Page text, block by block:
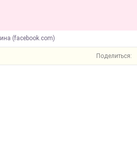
(facebook.com)
Поделиться: